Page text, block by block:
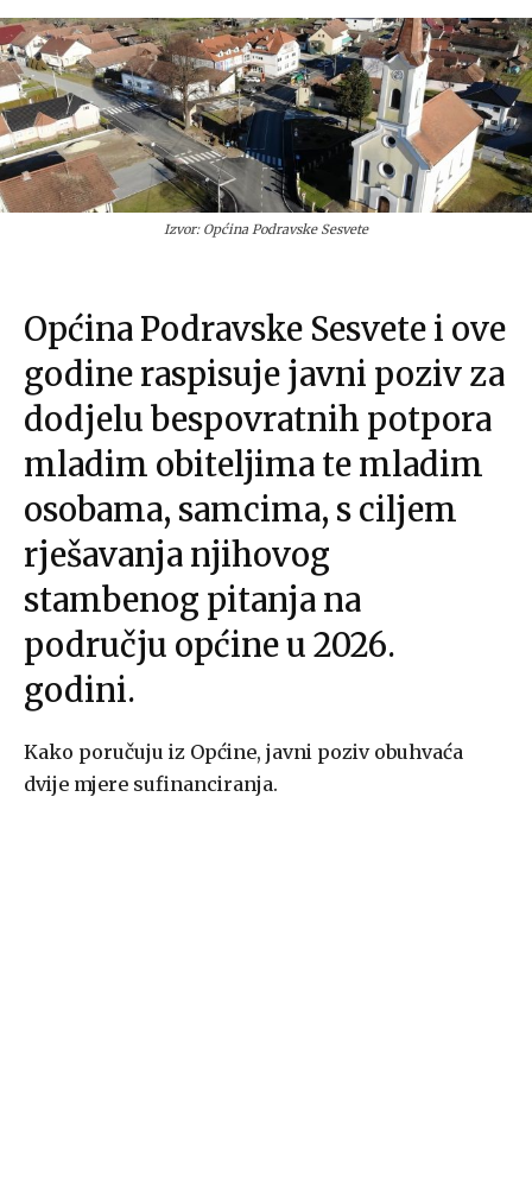
Izvor: Općina Podravske Sesvete
Općina Podravske Sesvete i ove
godine raspisuje javni poziv za
dodjelu bespovratnih potpora
mladim obiteljima te mladim
osobama, samcima, s ciljem
rješavanja njihovog
stambenog pitanja na
području općine u 2026.
godini.
Kako poručuju iz Općine, javni poziv obuhvaća
dvije mjere sufinanciranja.